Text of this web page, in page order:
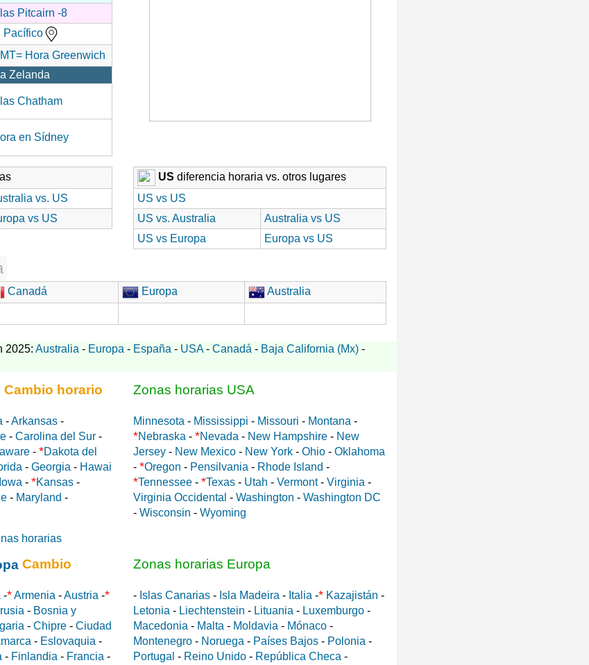
Pitcairn -8
Pacífico
Hora Greenwich
Zelanda
Chatham
en Sídney
vs. US
vs US
US diferencia horaria vs. otros lugares
US vs US
US vs. Australia
Australia vs US
US vs Europa
Europa vs US
Canadá Europa
Australia
2025: Australia - Europa - España - USA- Canadá - Baja California (Mx) -
Cambio horario
Zonas horarias USA
-Arkansas -
- Carolina del Sur -
- *Dakota del
- Georgia - Hawai
Iowa - *Kansas -
- Maryland -
Minnesota - Mississippi - Missouri - Montana -
*Nebraska - *Nevada - New Hampshire - New
Jersey - New Mexico - New York - Ohio - Oklahoma
- *Oregon - Pensilvania - Rhode Island -
*Tennessee - *Texas - Utah - Vermont- Virginia -
Virginia Occidental - Washington - Washington DC
- Wisconsin - Wyoming
horarias
Cambio
Zonas horarias Europa
-*Armenia -Austria -*
- Bosnia y
- Chipre - Ciudad
- Eslovaquia -
- Finlandia - Francia -
- Islas Canarias - Isla Madeira - Italia -* Kazajistán -
Letonia - Liechtenstein - Lituania - Luxemburgo -
Macedonia - Malta - Moldavia - Mónaco -
Montenegro - Noruega - Países Bajos - Polonia -
Portugal - Reino Unido - República Checa -